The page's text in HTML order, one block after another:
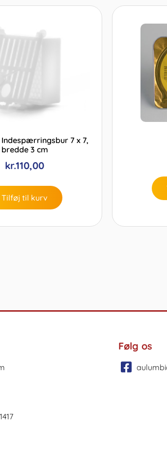
Indespærringsbur 7 x 7,
bredde 3 cm
kr.110,00
Tilføj til kurv
Følg os